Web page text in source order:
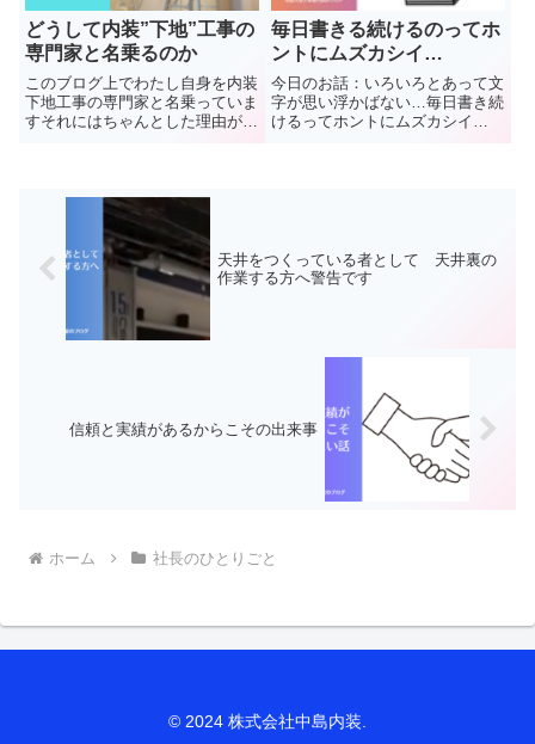
どうして内装”下地”工事の
専門家と名乗るのか
このブログ上でわたし自身を内装
下地工事の専門家と名乗っていま
すそれにはちゃんとした理由があ
ド”や”ケイカル板”など【天井や
壁】の内装工事を施工し...
毎日書きる続けるのってホ
ントにムズカシイ…
今日のお話：いろいろとあって文
字が思い浮かばない…毎日書き続
けるってホントにムズカシイ
天井をつくっている者として 天井裏の
作業する方へ警告です
信頼と実績があるからこその出来事
ホーム 社長のひとりごと
© 2024 株式会社中島内装.